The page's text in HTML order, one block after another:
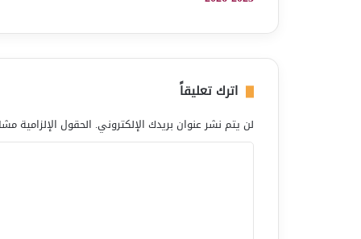
اترك تعليقاً
لن يتم نشر عنوان بريدك الإلكتروني. الحقول الإلزامية